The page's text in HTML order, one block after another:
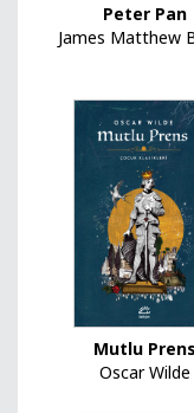
Peter Pan
James Matthew
Mutlu Prens
Oscar Wilde